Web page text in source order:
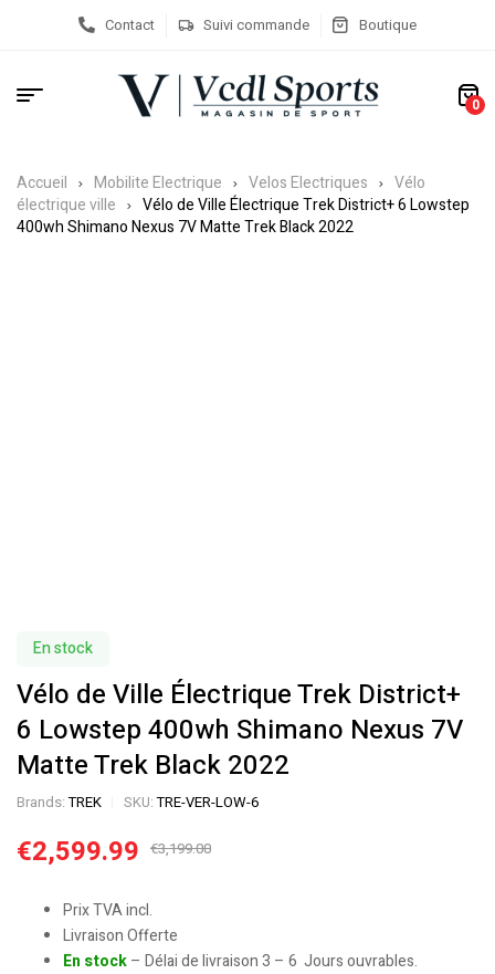
Contact Suivi commande Boutique
0
Accueil Mobilite Electrique Velos Electriques
Vélo
électrique ville
Vélo de Ville Électrique Trek District+ 6 Lowstep
400wh Shimano Nexus 7V Matte Trek Black 2022
En stock
Vélo de Ville Électrique Trek District+
6 Lowstep 400wh Shimano Nexus 7V
Matte Trek Black 2022
Brands:TREK SKU:TRE-VER-LOW-6
€3,199.00
€2,599.99
Prix TVA incl.
Livraison Offerte
En stock– Délai de livraison 3 – 6 Jours ouvrables.